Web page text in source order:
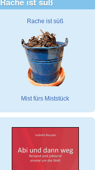
Rache ist süß
Mist fürs Miststück